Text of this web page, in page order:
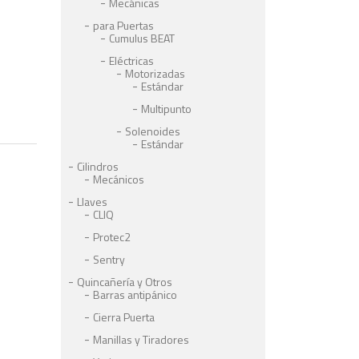
para Puertas
Cumulus BEAT
Eléctricas
Motorizadas
Estándar
Multipunto
Solenoides
Estándar
Cilindros
Mecánicos
Llaves
CLIQ
Protec2
Sentry
Quincañería y Otros
Barras antipánico
Cierra Puerta
Manillas y Tiradores